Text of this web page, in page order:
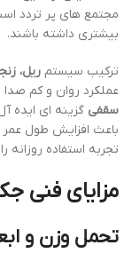
مجتمع های پر تردد
بیشتری داشته باشند.
ترکیب سیستم ریل،
عملکرد روان و کم
سقفی گزینه ای ایده
باعث افزایش طول
تجربه استفاده
مزایای فنی
تحمل وزن و